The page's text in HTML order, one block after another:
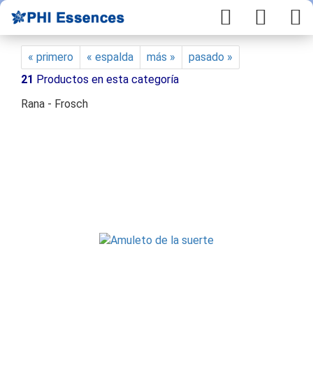
« primero « espalda más »
pasado »
21 Productos en esta categoría
Rana - Frosch